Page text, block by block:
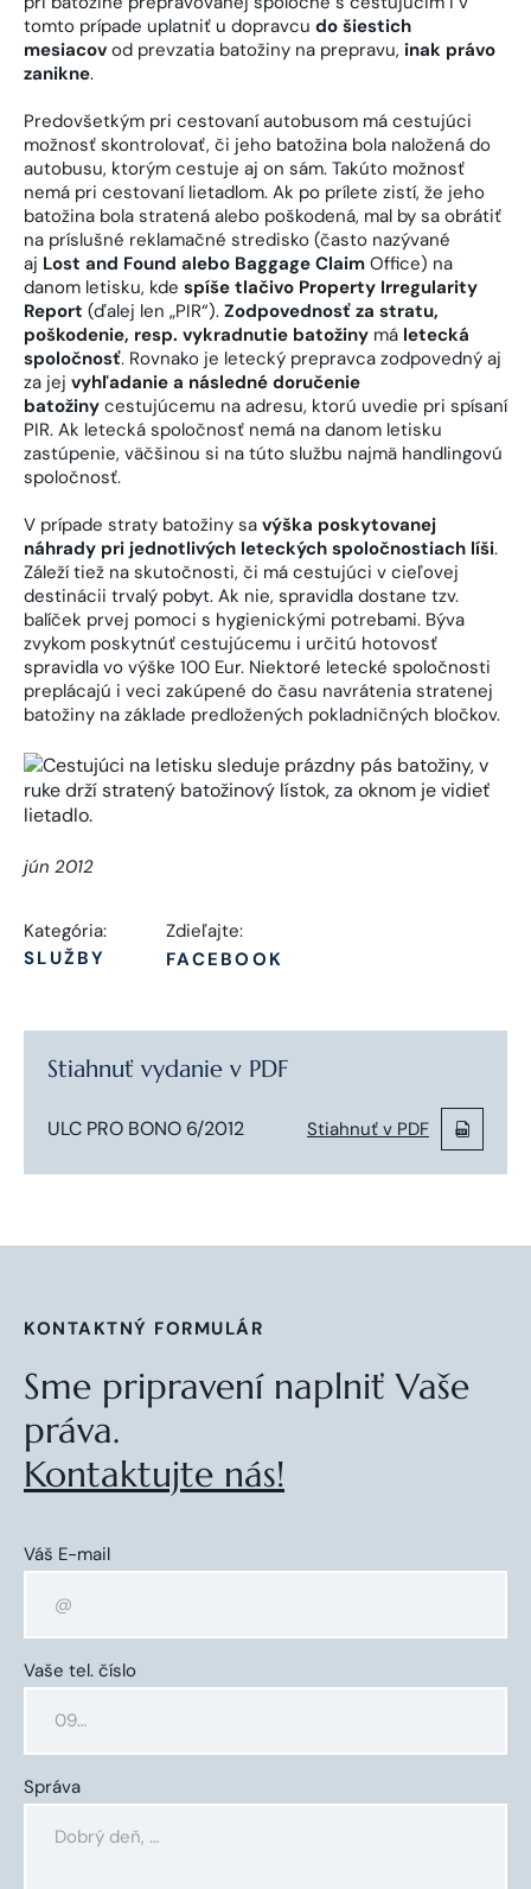
tomto prípade uplatniť u dopravcu do šiestich
mesiacov od prevzatia batožiny na prepravu, inak právo
zanikne.
Predovšetkým pri cestovaní autobusom má cestujúci
možnosť skontrolovať, či jeho batožina bola naložená do
autobusu, ktorým cestuje aj on sám. Takúto možnosť
nemá pri cestovaní lietadlom. Ak po prílete zistí, že jeho
batožina bola stratená alebo poškodená, mal by sa obrátiť
na príslušné reklamačné stredisko (často nazývané
aj Lost and Found alebo Baggage Claim Office) na
danom letisku, kde spíše tlačivo Property Irregularity
Report (ďalej len „PIR“). Zodpovednosť za stratu,
poškodenie, resp. vykradnutie batožiny má letecká
spoločnosť. Rovnako je letecký prepravca zodpovedný aj
za jej vyhľadanie a následné doručenie
batožiny cestujúcemu na adresu, ktorú uvedie pri spísaní
PIR. Ak letecká spoločnosť nemá na danom letisku
zastúpenie, väčšinou si na túto službu najmä handlingovú
spoločnosť.
V prípade straty batožiny sa výška poskytovanej
náhrady pri jednotlivých leteckých spoločnostiach líši.
Záleží tiež na skutočnosti, či má cestujúci v cieľovej
destinácii trvalý pobyt. Ak nie, spravidla dostane tzv.
balíček prvej pomoci s hygienickými potrebami. Býva
zvykom poskytnúť cestujúcemu i určitú hotovosť
spravidla vo výške 100 Eur. Niektoré letecké spoločnosti
preplácajú i veci zakúpené do času navrátenia stratenej
batožiny na základe predložených pokladničných bločkov.
jún 2012
Kategória:
SLUŽBY
Zdieľajte:
FACEBOOK
Stiahnuť vydanie v PDF
ULC PRO BONO 6/2012 Stiahnuť v PDF
KONTAKTNÝ FORMULÁR
Sme pripravení naplniť Vaše
práva.
Kontaktujte nás!
Váš E-mail
Vaše tel. číslo
Správa